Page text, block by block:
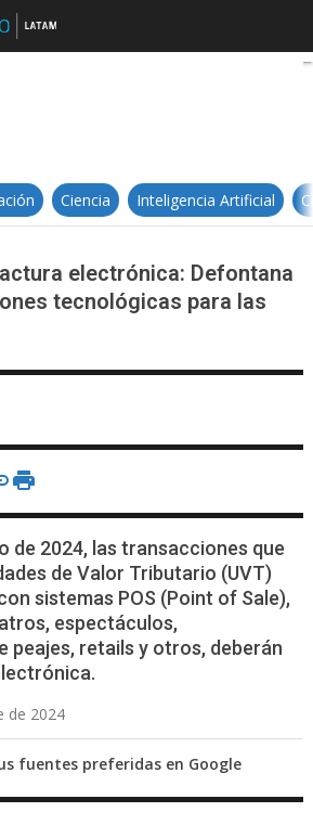
Cambios en la factura
Ciencia Inteligencia Artificial
electrónica: Defontana
tecnológicas para las
de 2024, las transacciones que
de Valor Tributario (UVT)
sistemas POS (Point of Sale),
espectáculos,
peajes, retails y otros, deberán
de 2024
fuentes preferidas en Google